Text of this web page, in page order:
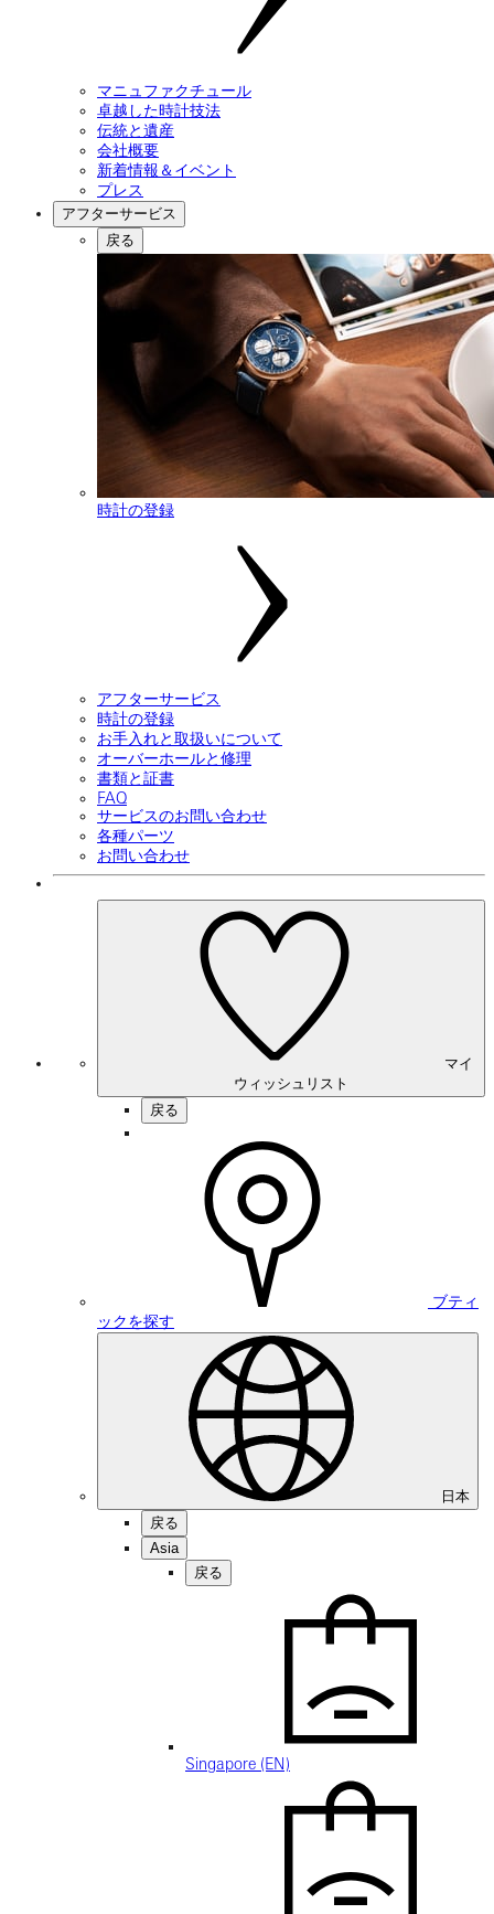
マニュファクチュール
卓越した時計技法
伝統と遺産
会社概要
新着情報＆イベント
プレス
アフターサービス
戻る
時計の登録
アフターサービス
時計の登録
お手入れと取扱いについて
オーバーホールと修理
書類と証書
FAQ
サービスのお問い合わせ
各種パーツ
お問い合わせ
ウィッシュリスト
戻る
ブティ
ックを探す
日本
戻る
Asia
戻る
Singapore (EN)